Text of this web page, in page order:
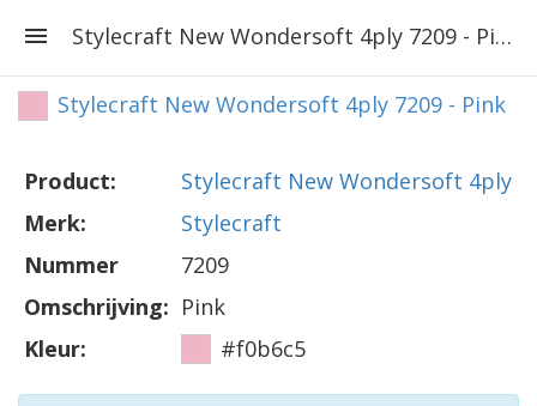
Stylecraft New Wondersoft 4ply 7209 - Pink
Stylecraft New Wondersoft 4ply 7209 - Pink
Product:
Stylecraft New Wondersoft 4ply
Merk:
Stylecraft
Nummer
7209
Omschrijving: Pink
Kleur:
#f0b6c5